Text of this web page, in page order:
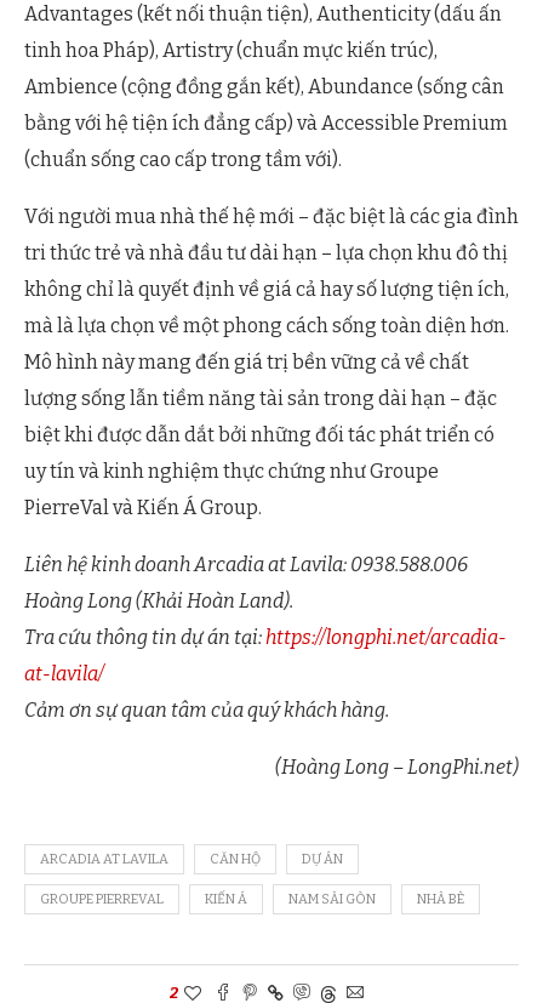
Advantages (kết nối thuận tiện), Authenticity (dấu ấn
tinh hoa Pháp), Artistry (chuẩn mực kiến trúc),
Ambience (cộng đồng gắn kết), Abundance (sống cân
bằng với hệ tiện ích đẳng cấp) và Accessible Premium
(chuẩn sống cao cấp trong tầm với).
Với người mua nhà thế hệ mới – đặc biệt là các gia đình
tri thức trẻ và nhà đầu tư dài hạn – lựa chọn khu đô thị
không chỉ là quyết định về giá cả hay số lượng tiện ích,
mà là lựa chọn về một phong cách sống toàn diện hơn.
Mô hình này mang đến giá trị bền vững cả về chất
lượng sống lẫn tiềm năng tài sản trong dài hạn – đặc
biệt khi được dẫn dắt bởi những đối tác phát triển có
uy tín và kinh nghiệm thực chứng như Groupe
PierreVal và Kiến Á Group.
Liên hệ kinh doanh Arcadia at Lavila: 0938.588.006
Hoàng Long (Khải Hoàn Land).
Tra cứu thông tin dự án tại:https://longphi.net/arcadia-
at-lavila/
Cảm ơn sự quan tâm của quý khách hàng.
(Hoàng Long – LongPhi.net)
ARCADIA AT LAVILA CĂN HỘ DỰ ÁN
GROUPE PIERREVAL KIẾN Á NAM SÀI GÒN NHÀ BÈ
2